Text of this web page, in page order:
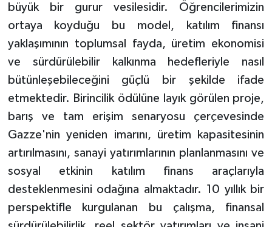
büyük bir gurur vesilesidir. Öğrencilerimizin
ortaya koyduğu bu model, katılım finansı
yaklaşımının toplumsal fayda, üretim ekonomisi
ve sürdürülebilir kalkınma hedefleriyle nasıl
bütünleşebileceğini güçlü bir şekilde ifade
etmektedir. Birincilik ödülüne layık görülen proje,
barış ve tam erişim senaryosu çerçevesinde
Gazze'nin yeniden imarını, üretim kapasitesinin
artırılmasını, sanayi yatırımlarının planlanmasını ve
sosyal etkinin katılım finans araçlarıyla
desteklenmesini odağına almaktadır. 10 yıllık bir
perspektifle kurgulanan bu çalışma, finansal